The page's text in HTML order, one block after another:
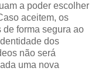
a poder escolher
aceitem, os
forma segura ao
dos
não será
uma nova